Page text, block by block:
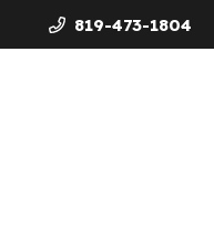
819-473-1804